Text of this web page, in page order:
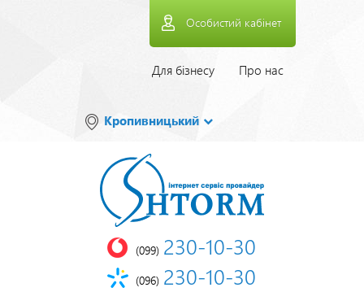
Особистий кабінет
Верхнее
Для бізнесу Про нас
Кропивницький
(099) 230-10-30
(096) 230-10-30